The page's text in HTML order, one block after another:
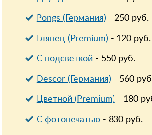
Pongs (Германия) - 250руб.
Глянец (Premium) - 120руб.
С подсветкой- 550руб.
Descor (Германия) - 560
Цветной (Premium) - 180
С фотопечатью- 830руб.